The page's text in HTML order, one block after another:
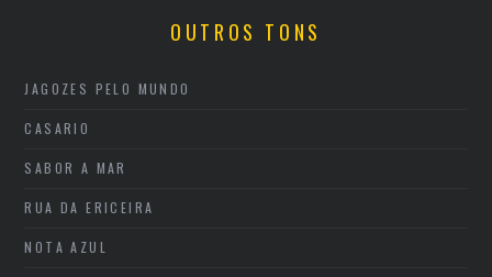
OUTROS TONS
JAGOZES PELO MUNDO
CASARIO
SABOR A MAR
RUA DA ERICEIRA
NOTA AZUL